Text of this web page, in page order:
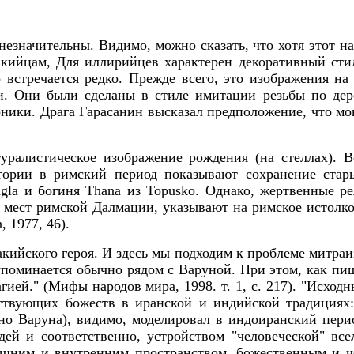
Видимо, можно сказать, что хотя этот
Для иллирийцев характерен декоративный
редко. Прежде всего, это изображения
Они были сделаны в стиле имитации резьбы по
Драга Гарасанин высказал предположение, что
изображение рождения (на
в римский период показывают сохранение
и богиня Thana из Topusko. Однако, жертвенные
римской Далмации, указывают на римское
1977, 46).
героя. И здесь мы подходим к проблеме
обычно рядом с Варуной. При этом, как
(Мифы народов мира, 1998. т. 1, с. 217).
божеств в иранской и индийской
Варуна), видимо, моделировал в индоиранский
и соответственно, устройством "человеческой"